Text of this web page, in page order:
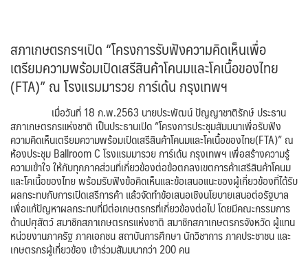
สภาเกษตรกรฯเปิด “โครงการรับฟังความคิดเห็นเพื่อ
เตรียมความพร้อมเปิดเสรีสินค้าโคนมและโคเนื้อของไทย
(FTA)” ณ โรงแรมมารวย การ์เด้น กรุงเทพฯ
เมื่อวันที่ 18 ก.พ.2563 นายประพัฒน์ ปัญญาชาติรักษ์ ประธาน
สภาเกษตรกรแห่งชาติ เป็นประธานเปิด “โครงการประชุมสัมมนาเพื่อรับฟัง
ความคิดเห็นเตรียมความพร้อมเปิดเสรีสินค้าโคนมและโคเนื้อของไทย(FTA)” ณ
ห้องประชุม Ballroom C โรงแรมมารวย การ์เด้น กรุงเทพฯ เพื่อสร้างความรู้
ความเข้าใจ ให้กับทุกภาคส่วนที่เกี่ยวข้องต่อข้อตกลงเขตการค้าเสรีสินค้าโคนม
และโคเนื้อของไทย พร้อมรับฟังข้อคิดเห็นและข้อเสนอแนะของผู้เกี่ยวข้องที่ได้รับ
ผลกระทบกับการเปิดเสรีการค้า แล้วจัดทำข้อเสนอเชิงนโยบายเสนอต่อรัฐบาล
เพื่อแก้ปัญหาผลกระทบที่มีต่อเกษตรกรที่เกี่ยวข้องต่อไป โดยมีคณะกรรมการ
ด้านปศุสัตว์ สมาชิกสภาเกษตรกรแห่งชาติ สมาชิกสภาเกษตรกรจังหวัด ผู้แทน
หน่วยงานภาครัฐ ภาคเอกชน สถาบันการศึกษา นักวิชาการ ภาคประชาชน และ
เกษตรกรผู้เกี่ยวข้อง เข้าร่วมสัมมนากว่า 200 คน